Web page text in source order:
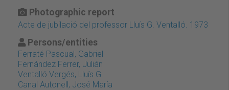
Photographic report
Acte de jubilació del professor Lluís G. Ventalló. 1973
Persons/entities
Ferraté Pascual, Gabriel
Fernández Ferrer, Julián
Ventalló Vergés, Lluís G.
Canal Autonell, José María